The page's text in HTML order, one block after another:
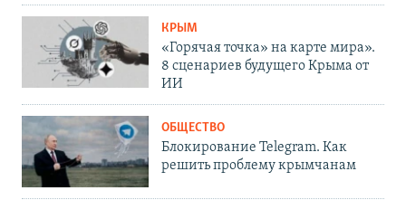
КРЫМ
«Горячая точка» на карте мира».
8 сценариев будущего Крыма от
ИИ
ОБЩЕСТВО
Блокирование Telegram. Как
решить проблему крымчанам